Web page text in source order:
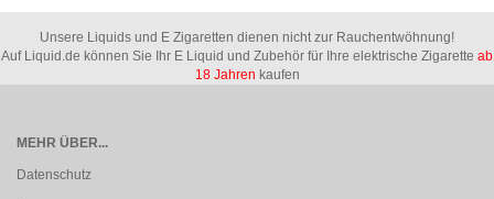
Unsere Liquids und E Zigaretten dienen nicht zur Rauchentwöhnung!
Auf Liquid.de können Sie Ihr E Liquid und Zubehör für Ihre elektrische Zigarette ab
18 Jahren kaufen
MEHR ÜBER...
Datenschutz